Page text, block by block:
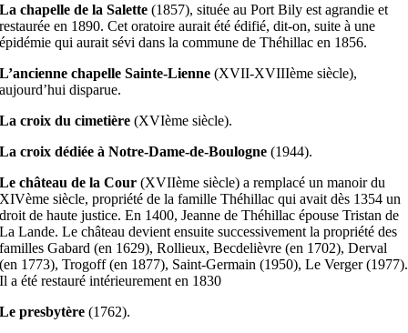
La chapelle de la Salette (1857), située au Port Bily est agrandie et
restaurée en 1890. Cet oratoire aurait été édifié, dit-on, suite à une
épidémie qui aurait sévi dans la commune de Théhillac en 1856.
L’ancienne chapelle Sainte-Lienne (XVII-XVIIIème siècle),
aujourd’hui disparue.
La croix du cimetière (XVIème siècle).
La croix dédiée à Notre-Dame-de-Boulogne (1944).
Le château de la Cour (XVIIème siècle) a remplacé un manoir du
XIVème siècle, propriété de la famille Théhillac qui avait dès 1354 un
droit de haute justice. En 1400, Jeanne de Théhillac épouse Tristan de
La Lande. Le château devient ensuite successivement la propriété des
familles Gabard (en 1629), Rollieux, Becdelièvre (en 1702), Derval
(en 1773), Trogoff (en 1877), Saint-Germain (1950), Le Verger (1977).
Il a été restauré intérieurement en 1830
Le presbytère (1762).